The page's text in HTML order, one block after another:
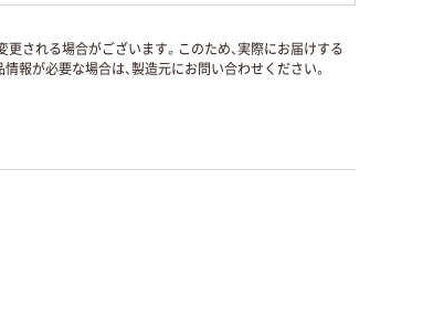
更される場合がございます。このため、実際にお届けする
報が必要な場合は、製造元にお問い合わせください。